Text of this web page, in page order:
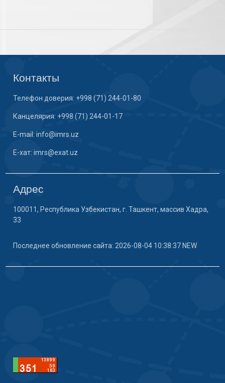
Контакты
Телефон доверия: +998 (71) 244-01-80
Канцелярия: +998 (71) 244-01-17
E-mail: info@imrs.uz
E-хат: imrs@exat.uz
Адрес
100011, Республика Узбекистан, г. Ташкент, массив Хадра,
33
Последнее обновление сайта: 2026-08-04 10:38:37 NEW